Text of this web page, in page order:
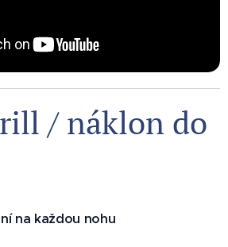
/ náklon do
na každou nohu